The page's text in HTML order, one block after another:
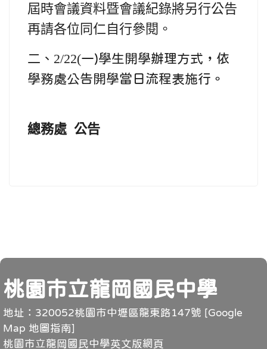
屆時會議資料暨會議紀錄將另行公告
再請各位同仁自行參閱。
二、2/22(一)學生開學辦理方式，依
學務處公告開學當日流程表施行。
總務處 公告
頁尾
桃園市立龍岡國民中學
地址：320052桃園市中壢區龍東路147號 [Google
Map 地圖指南]
桃園市立龍岡國民中學英文版網頁